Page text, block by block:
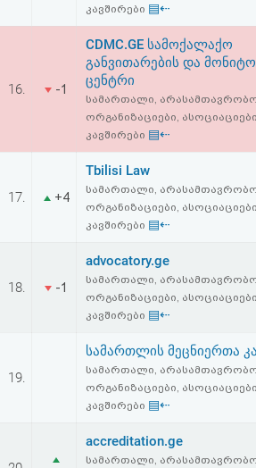
კავშირები ▤⇠
16. -1
CDMC.GE სამოქალაქო
განვითარების და
ცენტრი
სამართალი,
ორგანიზაციები,
კავშირები ▤⇠
17. +4
Tbilisi Law
სამართალი,
ორგანიზაციები,
კავშირები ▤⇠
18. -1
advocatory.ge
სამართალი,
ორგანიზაციები,
კავშირები ▤⇠
19.
სამართლის მეცნიერთა
სამართალი,
ორგანიზაციები,
კავშირები ▤⇠
accreditation.ge
სამართალი,